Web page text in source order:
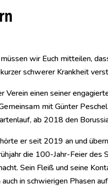
wir Euch mitteilen,
schwerer Krankheit
Verein einen seiner
mit Günter
ab 2018 den
er seit 2019 an und
die 100-Jahr-Feier
Sein Fleiß und seine
in schwierigen Phasen